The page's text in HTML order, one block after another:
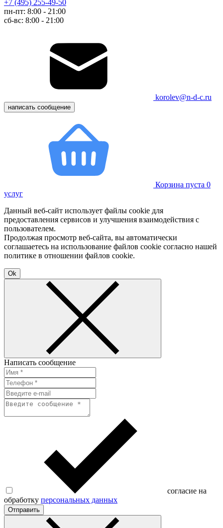
+7 (495) 255-49-50
пн-пт: 8:00 - 21:00
сб-вс: 8:00 - 21:00
korolev@n-d-c.ru
написать сообщение
Корзина пуста 0
услуг
Данный веб-сайт использует файлы cookie для
предоставления сервисов и улучшения взаимодействия с
пользователем.
Продолжая просмотр веб-сайта, вы автоматически
соглашаетесь на использование файлов cookie согласно нашей
политике в отношении файлов cookie.
Ok
Написать сообщение
согласие на
обработку персональных данных
Отправить